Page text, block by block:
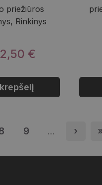
priežiūros
Rinkinys
€
PuslapisPuslapis
9 … Next
›